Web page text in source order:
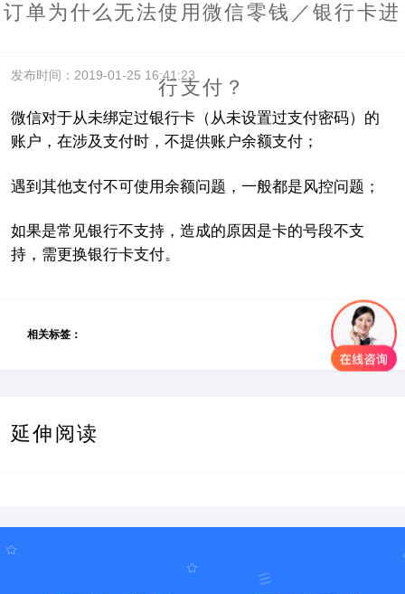
订单为什么无法使用微信零钱／银行卡进
行支付？
发布时间：2019-01-25 16:41:23
微信对于从未绑定过银行卡（从未设置过支付密码）的
账户，在涉及支付时，不提供账户余额支付；
遇到其他支付不可使用余额问题，一般都是风控问题；
如果是常见银行不支持，造成的原因是卡的号段不支
持，需更换银行卡支付。
相关标签：
延伸阅读